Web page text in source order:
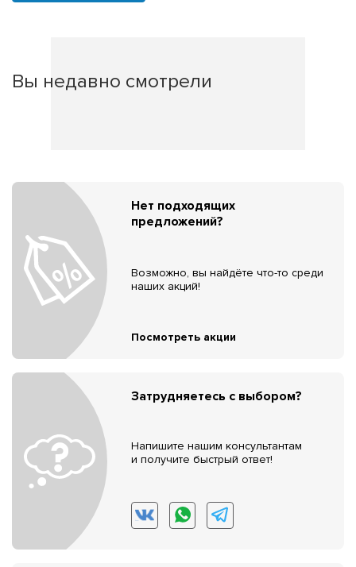
Вы недавно смотрели
Нет подходящих
предложений?
Возможно, вы найдёте что-то среди
наших акций!
Посмотреть акции
Затрудняетесь с выбором?
Напишите нашим консультантам
и получите быстрый ответ!